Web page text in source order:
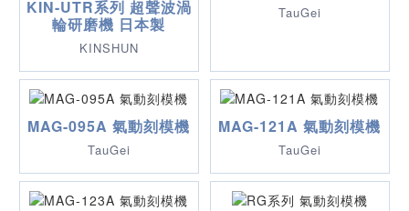
KIN-UTR系列 超聲波渦
輪研磨機 日本製
KINSHUN
TauGei
MAG-095A 氣動刻模機
TauGei
MAG-121A 氣動刻模機
TauGei